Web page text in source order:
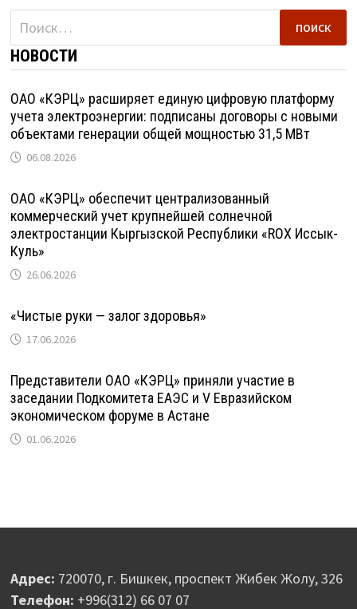
Найти:
НОВОСТИ
ОАО «КЭРЦ» расширяет единую цифровую платформу
учета электроэнергии: подписаны договоры с новыми
объектами генерации общей мощностью 31,5 МВт
06.08.2026
ОАО «КЭРЦ» обеспечит централизованный
коммерческий учет крупнейшей солнечной
электростанции Кыргызской Республики «ROX Иссык-
Куль»
26.06.2026
«Чистые руки — залог здоровья»
17.06.2026
Представители ОАО «КЭРЦ» приняли участие в
заседании Подкомитета ЕАЭС и V Евразийском
экономическом форуме в Астане
01.06.2026
Адрес: 720070, г. Бишкек, проспект Жибек Жолу, 326
Телефон: +996(312) 66 07 07